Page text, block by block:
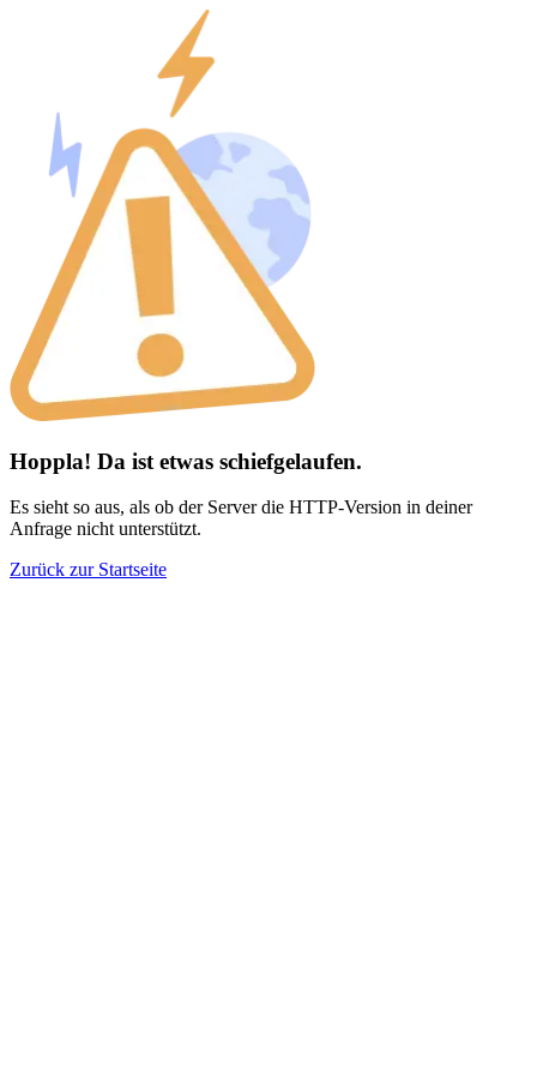
Hoppla! Da ist etwas schiefgelaufen.
Es sieht so aus, als ob der Server die HTTP-Version in deiner
Anfrage nicht unterstützt.
Zurück zur Startseite